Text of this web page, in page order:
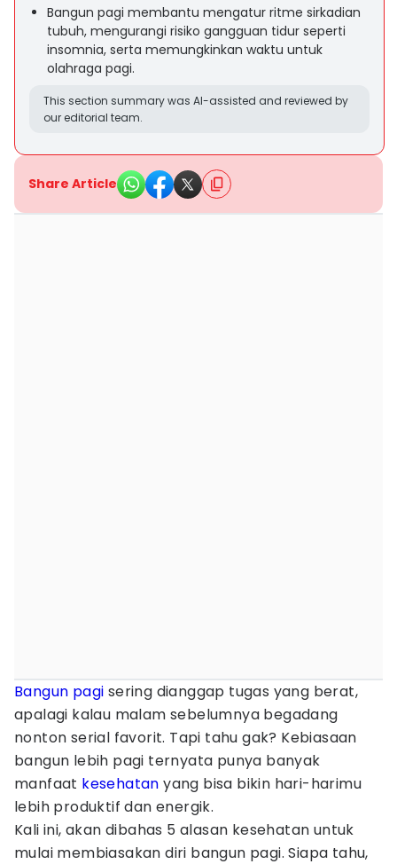
Bangun pagi membantu mengatur ritme sirkadian
tubuh, mengurangi risiko gangguan tidur seperti
insomnia, serta memungkinkan waktu untuk
olahraga pagi.
This section summary was AI-assisted and reviewed by
our editorial team.
Share Article
Bangun pagi sering dianggap tugas yang berat,
apalagi kalau malam sebelumnya begadang
nonton serial favorit. Tapi tahu gak? Kebiasaan
bangun lebih pagi ternyata punya banyak
manfaat kesehatan yang bisa bikin hari-harimu
lebih produktif dan energik.
Kali ini, akan dibahas 5 alasan kesehatan untuk
mulai membiasakan diri bangun pagi. Siapa tahu,